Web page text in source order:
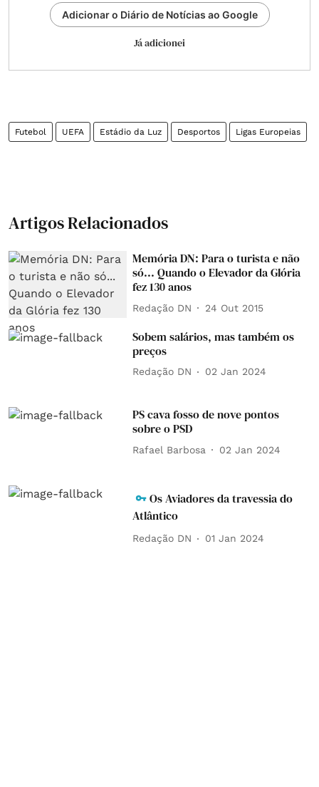
Adicionar o Diário de Notícias ao Google
Já adicionei
Futebol UEFA Estádio da Luz Desportos Ligas Europeias
Artigos Relacionados
Memória DN: Para o turista e não
só... Quando o Elevador da Glória
fez 130 anos
Redação DN 24 Out 2015
Sobem salários, mas também os
preços
Redação DN 02 Jan 2024
PS cava fosso de nove pontos
sobre o PSD
Rafael Barbosa 02 Jan 2024
Os Aviadores da travessia do
Atlântico
Redação DN 01 Jan 2024